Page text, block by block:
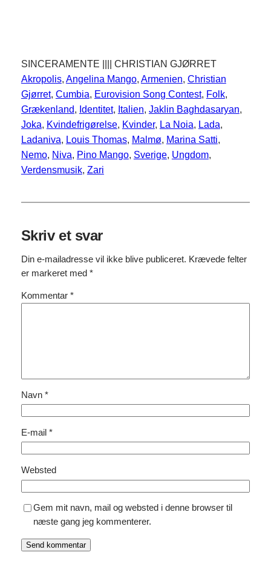
SINCERAMENTE |||| CHRISTIAN GJØRRET
Akropolis, Angelina Mango, Armenien, Christian
Gjørret, Cumbia, Eurovision Song Contest, Folk
Grækenland, Identitet, Italien, Jaklin Baghdasaryan
Joka, Kvindefrigørelse, Kvinder, La Noia, Lada
Ladaniva, Louis Thomas, Malmø, Marina Satti
Nemo, Niva, Pino Mango, Sverige, Ungdom
Verdensmusik, Zari
Skriv et svar
Din e-mailadresse vil ikke blive publiceret. Krævede felter
er markeret med *
Kommentar *
Navn *
E-mail *
Websted
Gem mit navn, mail og websted i denne browser til
næste gang jeg kommenterer.